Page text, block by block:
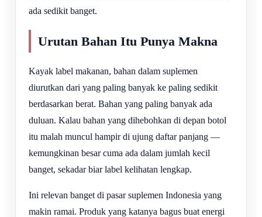
ada sedikit banget.
Urutan Bahan Itu Punya Makna
Kayak label makanan, bahan dalam suplemen
diurutkan dari yang paling banyak ke paling sedikit
berdasarkan berat. Bahan yang paling banyak ada
duluan. Kalau bahan yang dihebohkan di depan botol
itu malah muncul hampir di ujung daftar panjang —
kemungkinan besar cuma ada dalam jumlah kecil
banget, sekadar biar label kelihatan lengkap.
Ini relevan banget di pasar suplemen Indonesia yang
makin ramai. Produk yang katanya bagus buat energi